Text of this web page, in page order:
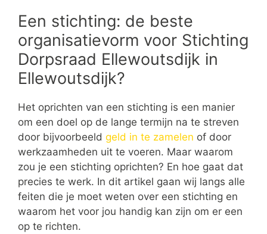
Een stichting: de beste
organisatievorm voor Stichting
Dorpsraad Ellewoutsdijk in
Ellewoutsdijk?
Het oprichten van een stichting is een manier
om een doel op de lange termijn na te streven
door bijvoorbeeld geld in te zamelen of door
werkzaamheden uit te voeren. Maar waarom
zou je een stichting oprichten? En hoe gaat dat
precies te werk. In dit artikel gaan wij langs alle
feiten die je moet weten over een stichting en
waarom het voor jou handig kan zijn om er een
op te richten.